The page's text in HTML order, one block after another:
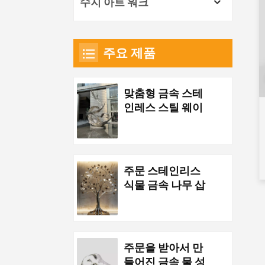
주요 제품
맞춤형 금속 스테
인레스 스틸 웨이
주문 스테인리스
식물 금속 나무 삽
주문을 받아서 만
들어진 금속 물 성